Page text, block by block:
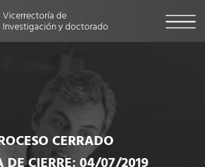
Vicerrectoría de
Investigación y doctorado
CERRADO